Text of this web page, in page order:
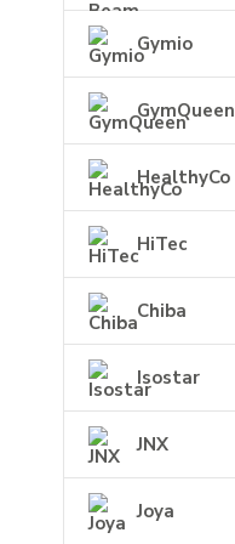
Gymio
GymQueen
HealthyCo
HiTec
Chiba
Isostar
JNX
Joya